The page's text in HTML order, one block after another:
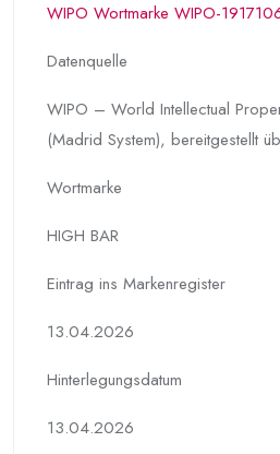
WIPO Wortmarke WIPO-
Datenquelle
WIPO – World Intellectual
(Madrid System), bereitgestellt
Wortmarke
HIGH BAR
Eintrag ins Markenregister
13.04.2026
Hinterlegungs­datum
13.04.2026